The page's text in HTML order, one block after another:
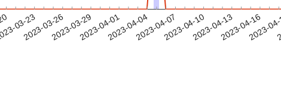
03-23
2023-03-262023-03-292023-04-012023-04-042023-04-072023-04-102023-04-132023-04-16
2023-